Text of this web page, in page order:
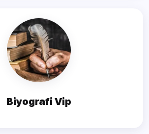
Biyografi Vip